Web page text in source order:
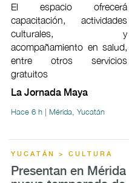
El espacio ofrecerá
capacitación, actividades
culturales, y
acompañamiento en salud,
entre otros servicios
gratuitos
La Jornada Maya
Hace 6 h | Mérida, Yucatán
YUCATÁN > CULTURA
Presentan en Mérida